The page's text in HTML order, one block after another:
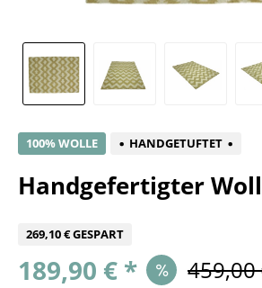
100% WOLLE HANDGETUFTET
Handgefertigter
269,10 € GESPART
189,90 € *